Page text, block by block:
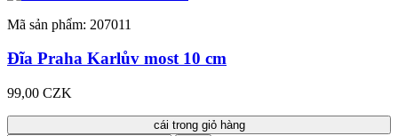
Mã sản phẩm: 207011
Đĩa Praha Karlův most 10 cm
99,00 CZK
cái trong giỏ hàng